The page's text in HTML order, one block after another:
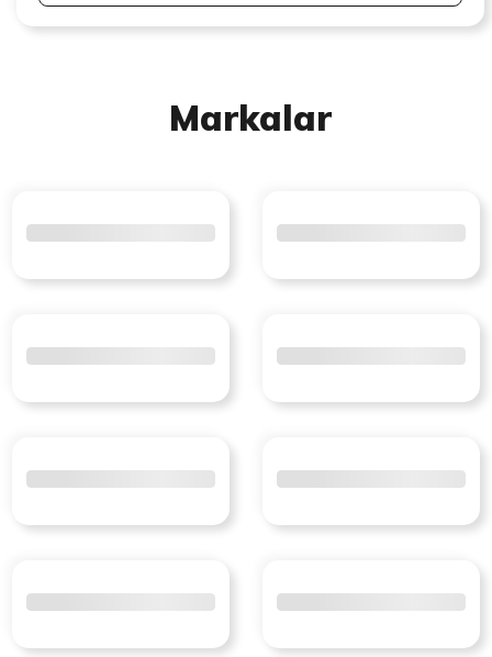
Markalar